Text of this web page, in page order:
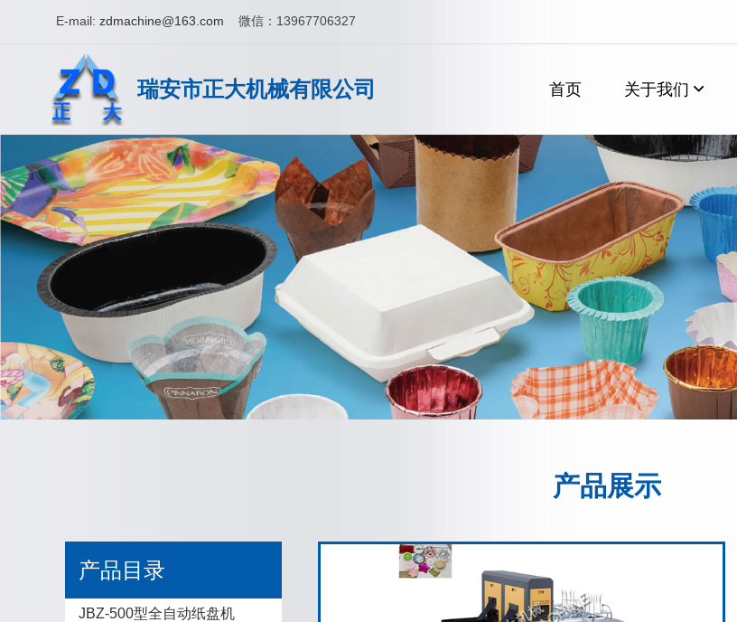
E-mail: zdmachine@163.com 微信：13967706327
瑞安市正大机械有限公司 首页 关于我们
产品展示
产品目录
JBZ-500型全自动纸盘机